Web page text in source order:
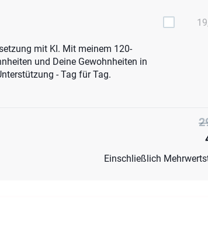
mit KI. Mit meinem 120-
und Deine Gewohnheiten in
- Tag für Tag.
Einschließlich